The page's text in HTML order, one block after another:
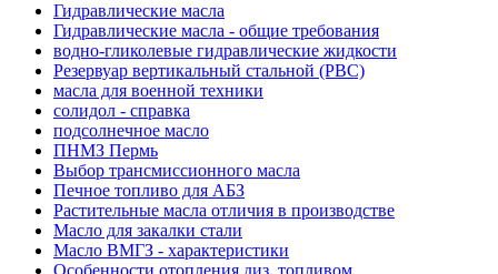
Гидравлические масла
Гидравлические масла - общие требования
водно-гликолевые гидравлические жидкости
Резервуар вертикальный стальной (РВС)
масла для военной техники
солидол - справка
подсолнечное масло
ПНМЗ Пермь
Выбор трансмиссионного масла
Печное топливо для АБЗ
Растительные масла отличия в производстве
Масло для закалки стали
Масло ВМГЗ - характеристики